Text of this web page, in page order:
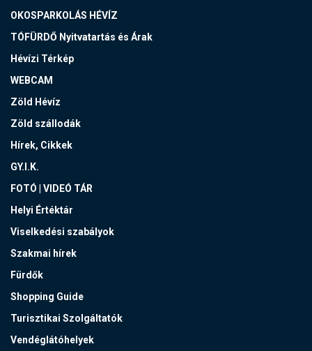
OKOSPARKOLÁS HÉVÍZ
TÓFÜRDŐ Nyitvatartás és Árak
Hévízi Térkép
WEBCAM
Zöld Hévíz
Zöld szállodák
Hírek, Cikkek
GY.I.K.
FOTÓ | VIDEÓ TÁR
Helyi Értéktár
Viselkedési szabályok
Szakmai hírek
Fürdők
Shopping Guide
Turisztikai Szolgáltatók
Vendéglátóhelyek